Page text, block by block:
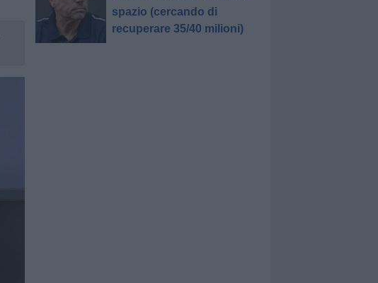
spazio (cercando di
recuperare 35/40 milioni)